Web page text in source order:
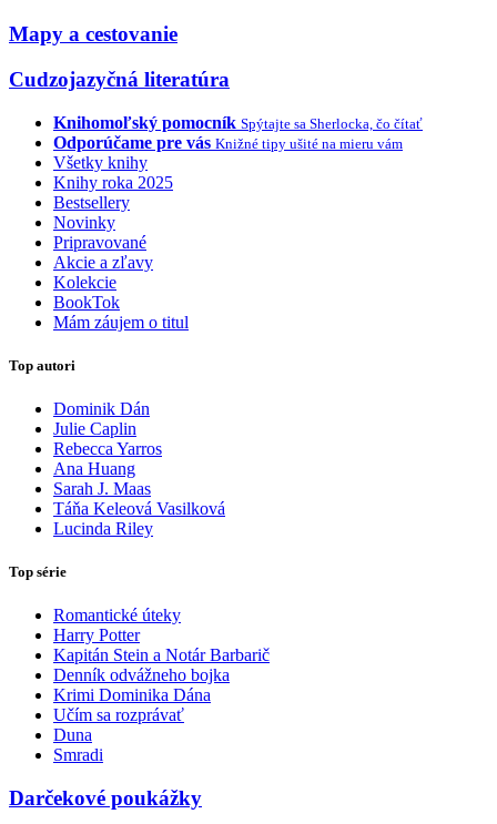
Mapy a cestovanie
Cudzojazyčná literatúra
Knihomoľský pomocník Spýtajte sa Sherlocka, čo čítať
Odporúčame pre vás Knižné tipy ušité na mieru vám
Všetky knihy
Knihy roka 2025
Bestsellery
Novinky
Pripravované
Akcie a zľavy
Kolekcie
BookTok
Mám záujem o titul
Top autori
Dominik Dán
Julie Caplin
Rebecca Yarros
Ana Huang
Sarah J. Maas
Táňa Keleová Vasilková
Lucinda Riley
Top série
Romantické úteky
Harry Potter
Kapitán Stein a Notár Barbarič
Denník odvážneho bojka
Krimi Dominika Dána
Učím sa rozprávať
Duna
Smradi
Darčekové poukážky